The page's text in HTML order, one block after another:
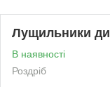
Лущильники
В наявності
Роздріб